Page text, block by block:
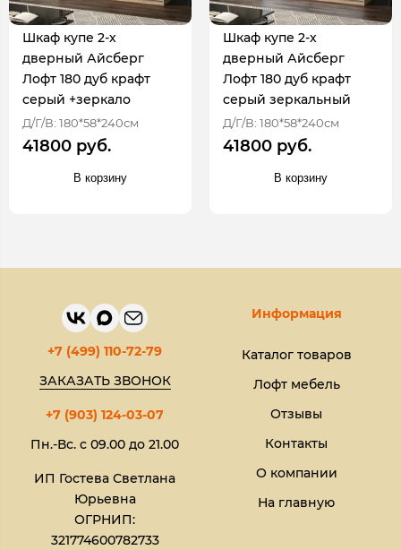
Шкаф купе 2-х
дверный Айсберг
Лофт 180 дуб крафт
серый +зеркало
Д/Г/В: 180*58*240см
41800 руб.
В корзину
Шкаф купе 2-х
дверный Айсберг
Лофт 180 дуб крафт
серый зеркальный
Д/Г/В: 180*58*240см
41800 руб.
В корзину
+7 (499) 110-72-79
ЗАКАЗАТЬ ЗВОНОК
+7 (903) 124-03-07
Пн.-Вс. с 09.00 до 21.00
ИП Гостева Светлана
Юрьевна​
ОГРНИП:
321774600782733
Информация
Каталог товаров
Лофт мебель
Отзывы
Контакты
О компании
На главную